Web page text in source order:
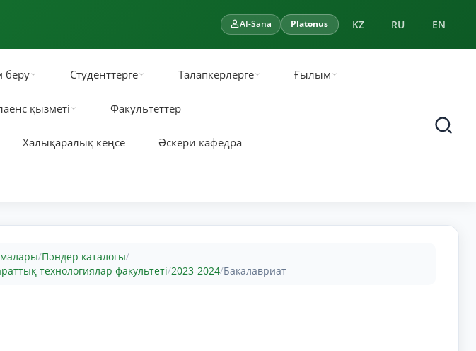
AI-Sana Platonus KZ RU EN
беру Студенттерге Талапкерлерге Ғылым
қызметі Факультеттер
Халықаралық кеңсе Әскери кафедра
/Пәндер каталогы/
технологиялар факультеті/2023-2024/Бакалавриат